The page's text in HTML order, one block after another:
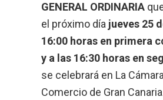
GENERAL ORDINARIA
el próximo díajueves 25
16:00 horas en primera
y a las 16:30 horas en
se celebrará en La
Comercio de Gran